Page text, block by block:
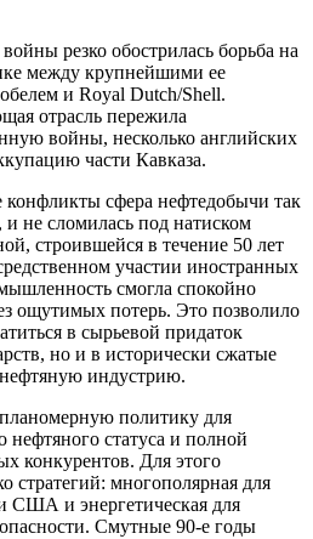
резко обострилась борьба на
между крупнейшими ее
и Royal Dutch/Shell.
отрасль пережила
войны, несколько английских
части Кавказа.
конфликты сфера нефтедобычи так
и не сломилась под натиском
строившейся в течение 50 лет
участии иностранных
смогла спокойно
ощутимых потерь. Это позволило
в сырьевой придаток
но и в исторически сжатые
индустрию.
политику для
нефтяного статуса и полной
конкурентов. Для этого
стратегий: многополярная для
США и энергетическая для
Смутные 90-е годы